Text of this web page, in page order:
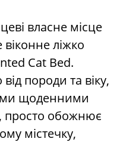
власне місце
ліжко
Cat Bed.
породи та віку,
щоденними
просто обожнює
містечку,